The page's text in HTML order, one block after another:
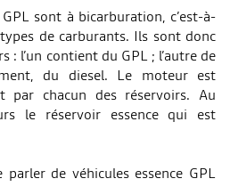
sont à bicarburation, c’est-à-
de carburants. Ils sont donc
: l’un contient du GPL ; l’autre de
du diesel. Le moteur est
par chacun des réservoirs. Au
le réservoir essence qui est
de véhicules essence GPL